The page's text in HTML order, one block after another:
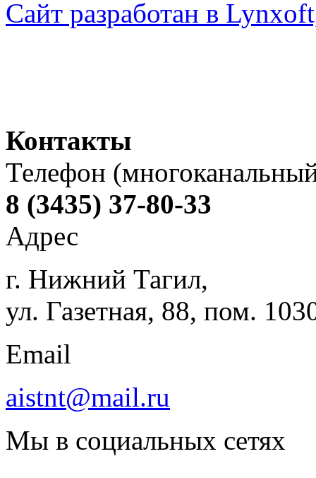
Сайт разработан в
Контакты
Телефон
8 (3435) 37-80-33
Адрес
г. Нижний Тагил,
ул. Газетная, 88, пом.
Email
aistnt@mail.ru
Мы в социальных сетях